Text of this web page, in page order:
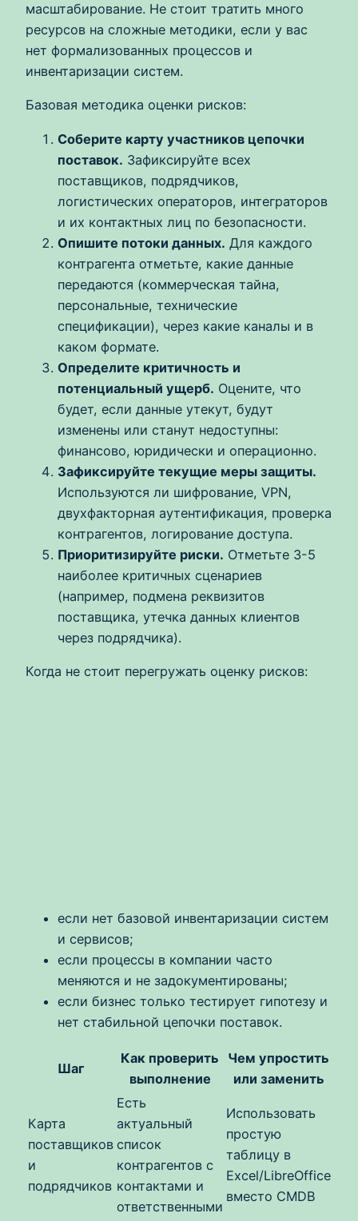
масштабирование. Не стоит тратить много
ресурсов на сложные методики, если у вас
нет формализованных процессов и
инвентаризации систем.
Базовая методика оценки рисков:
Соберите карту участников цепочки
поставок. Зафиксируйте всех
поставщиков, подрядчиков,
логистических операторов, интеграторов
и их контактных лиц по безопасности.
Опишите потоки данных. Для каждого
контрагента отметьте, какие данные
передаются (коммерческая тайна,
персональные, технические
спецификации), через какие каналы и в
каком формате.
Определите критичность и
потенциальный ущерб. Оцените, что
будет, если данные утекут, будут
изменены или станут недоступны:
финансово, юридически и операционно.
Зафиксируйте текущие меры защиты.
Используются ли шифрование, VPN,
двухфакторная аутентификация, проверка
контрагентов, логирование доступа.
Приоритизируйте риски. Отметьте 3-5
наиболее критичных сценариев
(например, подмена реквизитов
поставщика, утечка данных клиентов
через подрядчика).
Когда не стоит перегружать оценку рисков:
если нет базовой инвентаризации систем
и сервисов;
если процессы в компании часто
меняются и не задокументированы;
если бизнес только тестирует гипотезу и
нет стабильной цепочки поставок.
Шаг
Как проверить
выполнение
Чем упростить
или заменить
Карта
поставщиков
и
подрядчиков
Есть
актуальный
список
контрагентов с
контактами и
ответственными
Использовать
простую
таблицу в
Excel/LibreOffice
вместо CMDB